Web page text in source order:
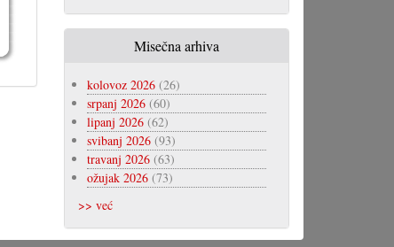
Misečna arhiva
kolovoz 2026(26)
srpanj 2026(60)
lipanj 2026(62)
svibanj 2026(93)
travanj 2026(63)
ožujak 2026(73)
>> već